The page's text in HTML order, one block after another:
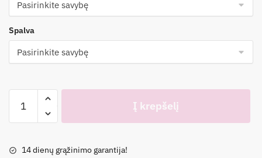
Spalva
kiekis:
TuTu
medvilnės
Į krepšelį
14 dienų grąžinimo garantija!